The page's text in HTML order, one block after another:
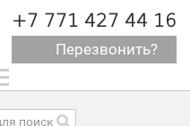
+7 771 427 44 16
Перезвонить?